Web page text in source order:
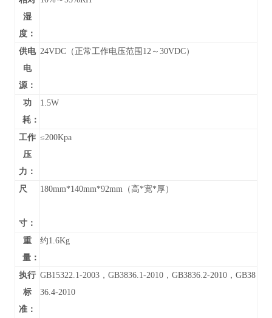
湿
度：
供电
电
源：
24VDC（正常工作电压范围12～30VDC）
功
耗：
1.5W
工作
压
力：
≤200Kpa
尺
寸：
180mm*140mm*92mm（高*宽*厚）
重
量：
约1.6Kg
执行
标
准：
GB15322.1-2003，GB3836.1-2010，GB3836.2-2010，GB38
36.4-2010